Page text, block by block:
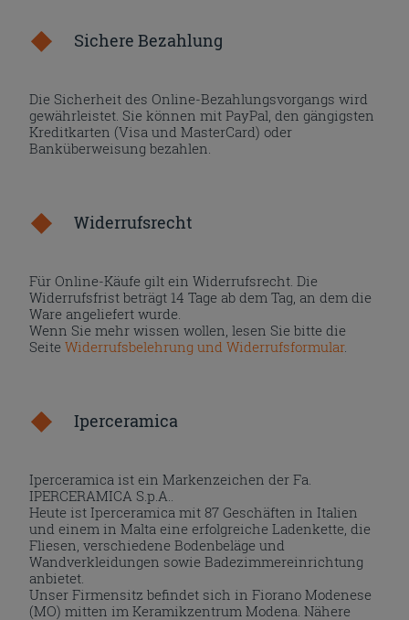
Sichere Bezahlung
Die Sicherheit des Online-Bezahlungsvorgangs wird
gewährleistet. Sie können mit PayPal, den gängigsten
Kreditkarten (Visa und MasterCard) oder
Banküberweisung bezahlen.
Widerrufsrecht
Für Online-Käufe gilt ein Widerrufsrecht. Die
Widerrufsfrist beträgt 14 Tage ab dem Tag, an dem die
Ware angeliefert wurde.
Wenn Sie mehr wissen wollen, lesen Sie bitte die
SeiteWiderrufsbelehrung und Widerrufsformular.
Iperceramica
Iperceramica ist ein Markenzeichen der Fa.
IPERCERAMICA S.p.A..
Heute ist Iperceramica mit 87 Geschäften in Italien
und einem in Malta eine erfolgreiche Ladenkette, die
Fliesen, verschiedene Bodenbeläge und
Wandverkleidungen sowie Badezimmereinrichtung
anbietet.
Unser Firmensitz befindet sich in Fiorano Modenese
(MO) mitten im Keramikzentrum Modena. Nähere